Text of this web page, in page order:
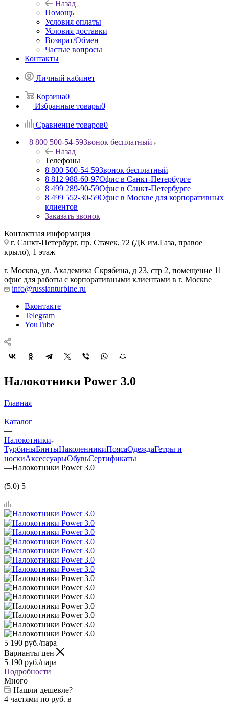
Назад
Помощь
Условия оплаты
Условия доставки
Возврат/Обмен
Частые вопросы
Контакты
Личный кабинет
Корзина0
Избранные товары0
Сравнение товаров0
8 800 500-54-59Звонок бесплатный
Назад
Телефоны
8 800 500-54-59Звонок бесплатный
8 812 988-60-97Офис в Санкт-Петербурге
8 499 289-90-59Офис в Санкт-Петербурге
8 499 552-30-59Офис в Москве для корпоративных
клиентов
Заказать звонок
Контактная информация
г. Санкт-Петербург, пр. Стачек, 72 (ДК им.Газа, правое
крыло), 1 этаж
г. Москва, ул. Академика Скрябина, д 23, стр 2, помещение 11
офис для работы с корпоративными клиентами в г. Москве
info@russianturbine.ru
Вконтакте
Telegram
YouTube
Налокотники Power 3.0
Главная
—
Каталог
—
Налокотники
ТурбиныБинтыНаколенникиПоясаОдеждаГетры и
носкиАксессуарыОбувьСертификаты
—Налокотники Power 3.0
(5.0) 5
5 190 руб./пара
Варианты цен
5 190 руб./пара
Подробности
Много
Нашли дешевле?
4 частями по руб. в